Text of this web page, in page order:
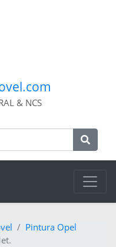
& NCS
Pintura Opel